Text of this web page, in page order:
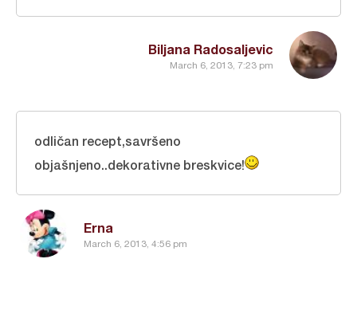
Biljana Radosaljevic
March 6, 2013, 7:23 pm
Erna
March 6, 2013, 4:56 pm
odličan recept,savršeno
objašnjeno..dekorativne breskvice!